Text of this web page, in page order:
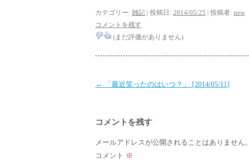
カテゴリー: 雑記 | 投稿日: 2014/05/25 | 投稿者: new
コメントを残す
(まだ評価がありません)
投
ビ
ゲ
ー
← 「最近笑ったのはいつ？」 [2014/05/11]
コメントを残す
メールアドレスが公開されることはありません。
コメント ※